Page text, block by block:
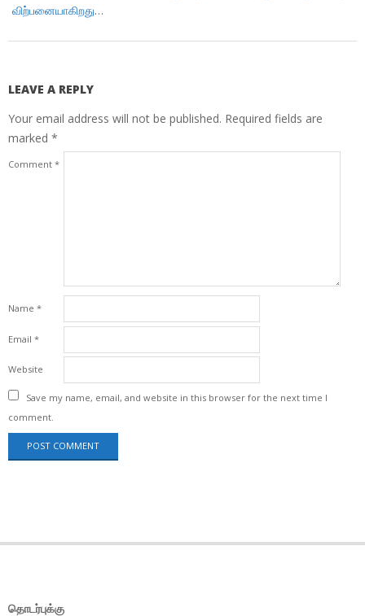
விற்பனையாகிறது…
LEAVE A REPLY
Your email address will not be published. Required fields are
marked *
Comment *
Name *
Email *
Website
Save my name, email, and website in this browser for the next time I
comment.
தொடர்புக்கு